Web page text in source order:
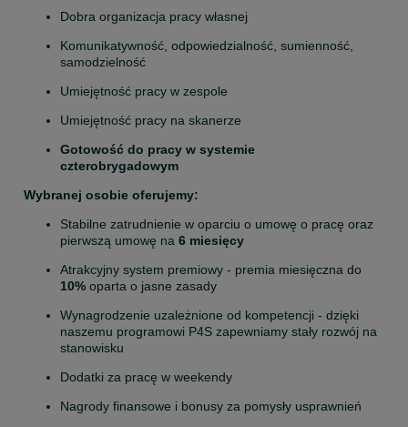
Dobra organizacja pracy własnej
Komunikatywność, odpowiedzialność, sumienność,
samodzielność
Umiejętność pracy w zespole
Umiejętność pracy na skanerze
Gotowość do pracy w systemie
czterobrygadowym
Wybranej osobie oferujemy:
Stabilne zatrudnienie w oparciu o umowę o pracę oraz
pierwszą umowę na 6 miesięcy
10% oparta o jasne zasady
Wynagrodzenie uzależnione od kompetencji - dzięki
naszemu programowi P4S zapewniamy stały rozwój na
stanowisku
Dodatki za pracę w weekendy
Nagrody finansowe i bonusy za pomysły usprawnień